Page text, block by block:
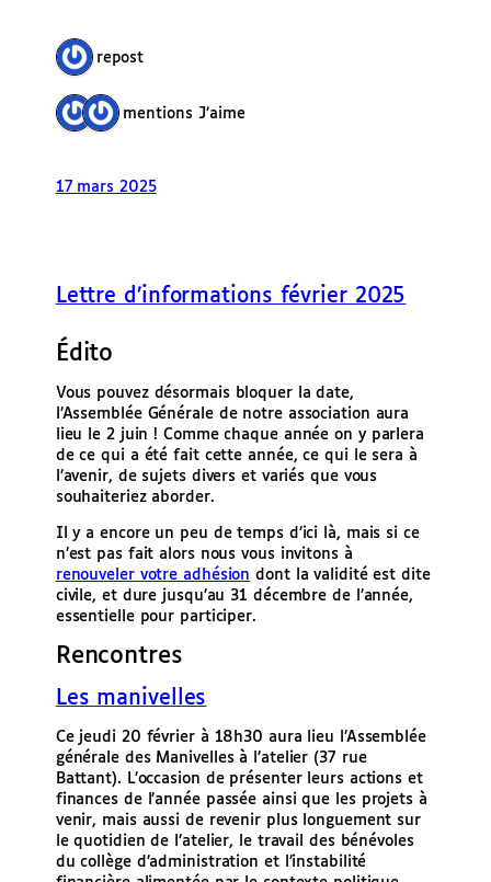
1 repost
2 mentions J’aime
17 mars 2025
Lettre d’informations février 2025
Édito
Vous pouvez désormais bloquer la date,
l’Assemblée Générale de notre association aura
lieu le 2 juin ! Comme chaque année on y parlera
de ce qui a été fait cette année, ce qui le sera à
l’avenir, de sujets divers et variés que vous
souhaiteriez aborder.
Il y a encore un peu de temps d’ici là, mais si ce
n’est pas fait alors nous vous invitons à
renouveler votre adhésion dont la validité est dite
civile, et dure jusqu’au 31 décembre de l’année,
essentielle pour participer.
Rencontres
Les manivelles
Ce jeudi 20 février à 18h30 aura lieu l’Assemblée
générale des Manivelles à l’atelier (37 rue
Battant). L’occasion de présenter leurs actions et
finances de l’année passée ainsi que les projets à
venir, mais aussi de revenir plus longuement sur
le quotidien de l’atelier, le travail des bénévoles
du collège d’administration et l’instabilité